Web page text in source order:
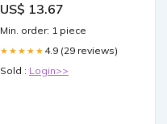
Größe:8X8FT(2.5X2.5M)
US$ 13.67
Min. order: 1 piece
★★★★★ 4.9 (29 reviews)
Sold : Login>>